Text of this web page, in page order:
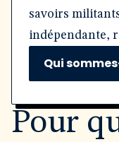
savoirs
indépendante,
Qui
Pour